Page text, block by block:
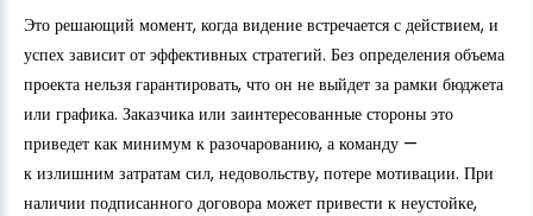
Это решающий момент, когда видение встречается с действием, и
успех зависит от эффективных стратегий. Без определения объема
проекта нельзя гарантировать, что он не выйдет за рамки бюджета
или графика. Заказчика или заинтересованные стороны это
приведет как минимум к разочарованию, а команду —
к излишним затратам сил, недовольству, потере мотивации. При
наличии подписанного договора может привести к неустойке,